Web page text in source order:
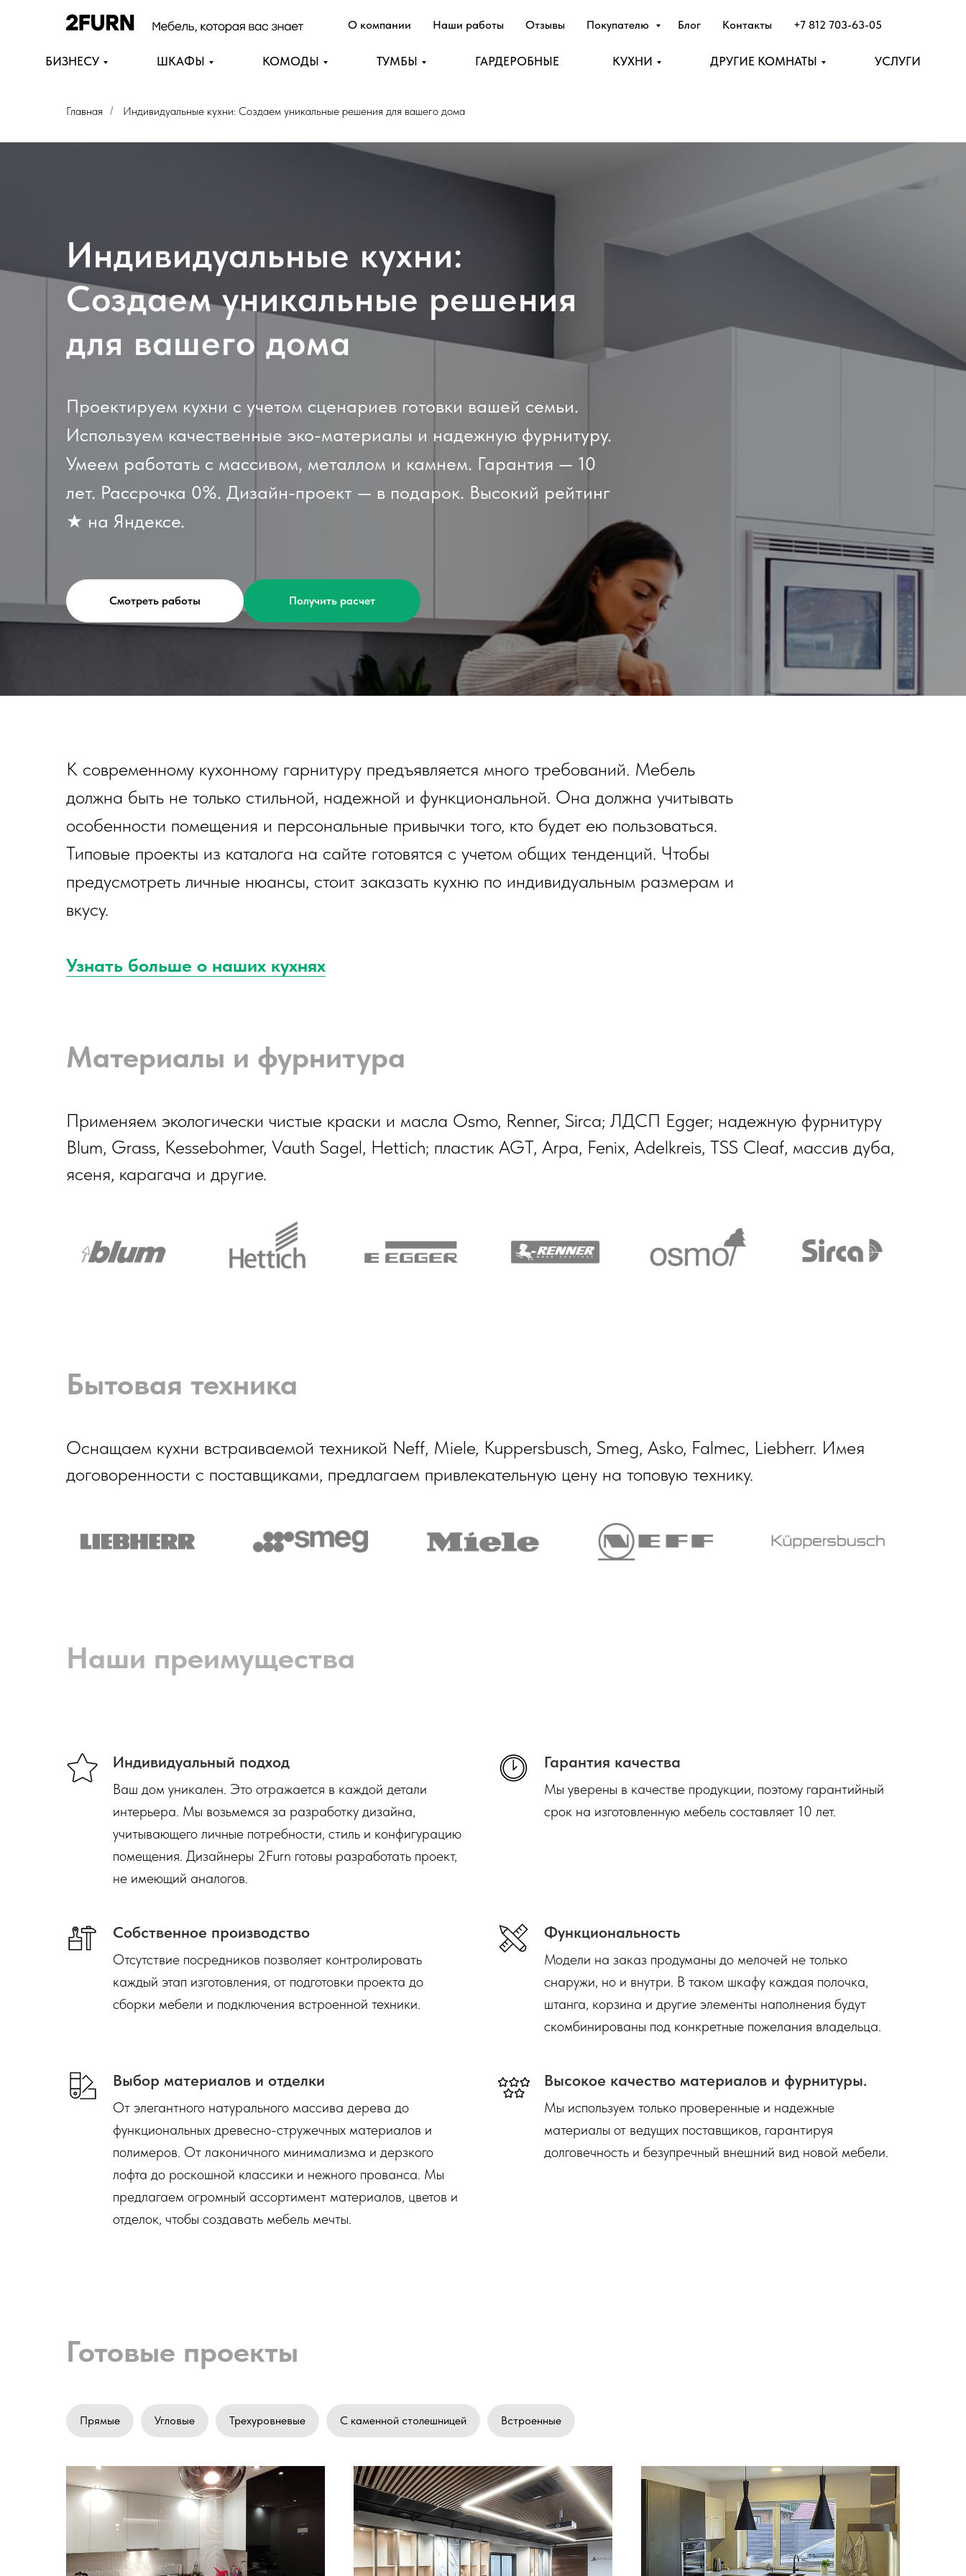
О компании Наши работы Отзывы Покупателю Блог Контакты +7 812 703-63-05
БИЗНЕСУ ШКАФЫ КОМОДЫ ТУМБЫ ГАРДЕРОБНЫЕ КУХНИ ДРУГИЕ КОМНАТЫ УСЛУГИ
Главная / Индивидуальные кухни: Создаем уникальные решения для вашего дома
Индивидуальные кухни:
Создаем уникальные решения
для вашего дома
Проектируем кухни с учетом сценариев готовки вашей семьи.
Используем качественные эко-материалы и надежную фурнитуру.
Умеем работать с массивом, металлом и камнем. Гарантия — 10
лет. Рассрочка 0%. Дизайн-проект — в подарок. Высокий рейтинг
★ на Яндексе.
Смотреть работы Получить расчет
К современному кухонному гарнитуру предъявляется много требований. Мебель
должна быть не только стильной, надежной и функциональной. Она должна учитывать
особенности помещения и персональные привычки того, кто будет ею пользоваться.
Типовые проекты из каталога на сайте готовятся с учетом общих тенденций. Чтобы
предусмотреть личные нюансы, стоит заказать кухню по индивидуальным размерам и
вкусу.
Узнать больше о наших кухнях
Материалы и фурнитура
Применяем экологически чистые краски и масла Osmo, Renner, Sirca; ЛДСП Egger; надежную фурнитуру
Blum, Grass, Kessebohmer, Vauth Sagel, Hettich; пластик AGT, Arpa, Fenix, Adelkreis, TSS Cleaf, массив дуба,
ясеня, карагача и другие.
Бытовая техника
Оснащаем кухни встраиваемой техникой Neff, Miele, Kuppersbusch, Smeg, Asko, Falmec, Liebherr. Имея
договоренности с поставщиками, предлагаем привлекательную цену на топовую технику.
Наши преимущества
Индивидуальный подход
Ваш дом уникален. Это отражается в каждой детали
интерьера. Мы возьмемся за разработку дизайна,
учитывающего личные потребности, стиль и конфигурацию
помещения. Дизайнеры 2Furn готовы разработать проект,
не имеющий аналогов.
Гарантия качества
Мы уверены в качестве продукции, поэтому гарантийный
срок на изготовленную мебель составляет 10 лет.
Собственное производство
Отсутствие посредников позволяет контролировать
каждый этап изготовления, от подготовки проекта до
сборки мебели и подключения встроенной техники.
Функциональность
Модели на заказ продуманы до мелочей не только
снаружи, но и внутри. В таком шкафу каждая полочка,
штанга, корзина и другие элементы наполнения будут
скомбинированы под конкретные пожелания владельца.
Выбор материалов и отделки
От элегантного натурального массива дерева до
функциональных древесно-стружечных материалов и
полимеров. От лаконичного минимализма и дерзкого
лофта до роскошной классики и нежного прованса. Мы
предлагаем огромный ассортимент материалов, цветов и
отделок, чтобы создавать мебель мечты.
Высокое качество материалов и фурнитуры.
Мы используем только проверенные и надежные
материалы от ведущих поставщиков, гарантируя
долговечность и безупречный внешний вид новой мебели.
Готовые проекты
Прямые Угловые Трехуровневые С каменной столешницей Встроенные